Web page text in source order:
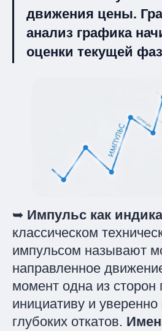
движения цены.
анализ графика
оценки текущей
➥ Импульс как
классическом
импульсом называют
направленное
момент одна из сторон
инициативу и уверенно
глубоких откатов.